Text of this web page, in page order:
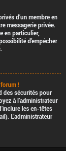
d’un membre en
messagerie privée.
en particulier,
d’empêcher
!
des sécurités pour
à l’administrateur
les en-têtes
L’administrateur